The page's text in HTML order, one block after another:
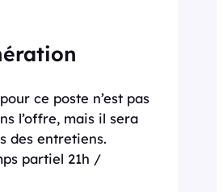
ce poste n’est pas
l’offre, mais il sera
des entretiens.
partiel 21h /